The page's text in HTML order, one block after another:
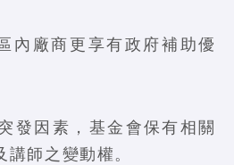
內廠商更享有政府補助優
發因素，基金會保有相關
師之變動權。